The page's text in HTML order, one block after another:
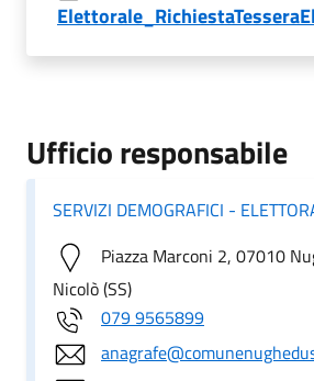
Ufficio responsabile
SERVIZI DEMOGRAFICI -
Piazza Marconi 2, 07010
Nicolò (SS)
079 9565899